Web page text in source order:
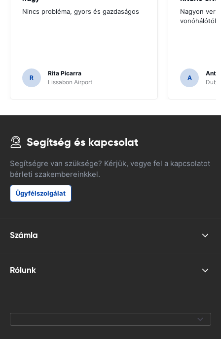
Nincs probléma, gyors és gazdaságos
R
Rita Picarra
Lissabon Airport
Nagyon
vonóhálótól
A
Segítség és kapcsolat
Segítségre van szüksége? Kérjük, vegye fel a kapcsolatot
bérleti szakembereinkkel.
Ügyfélszolgálat
Számla
Rólunk